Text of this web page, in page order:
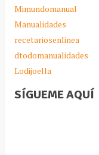
Mimundomanual
Manualidades
recetariosenlinea
dtodomanualidades
Lodijoella
SÍGUEME AQUÍ